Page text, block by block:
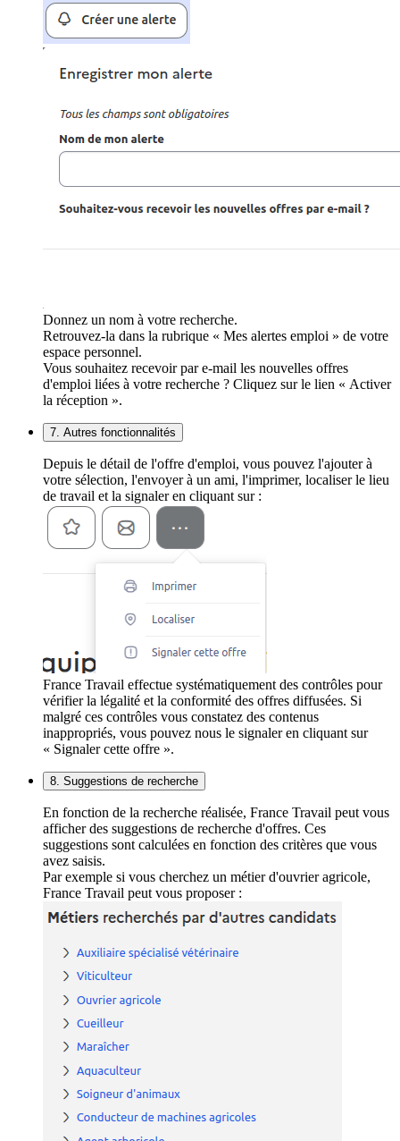
Donnez un nom à votre recherche.
Retrouvez-la dans la rubrique « Mes alertes emploi » de votre
espace personnel.
Vous souhaitez recevoir par e-mail les nouvelles offres
d'emploi liées à votre recherche ? Cliquez sur le lien « Activer
la réception ».
7. Autres fonctionnalités
Depuis le détail de l'offre d'emploi, vous pouvez l'ajouter à
votre sélection, l'envoyer à un ami, l'imprimer, localiser le lieu
de travail et la signaler en cliquant sur :
France Travail effectue systématiquement des contrôles pour
vérifier la légalité et la conformité des offres diffusées. Si
malgré ces contrôles vous constatez des contenus
inappropriés, vous pouvez nous le signaler en cliquant sur
« Signaler cette offre ».
8. Suggestions de recherche
En fonction de la recherche réalisée, France Travail peut vous
afficher des suggestions de recherche d'offres. Ces
suggestions sont calculées en fonction des critères que vous
avez saisis.
Par exemple si vous cherchez un métier d'ouvrier agricole,
France Travail peut vous proposer :